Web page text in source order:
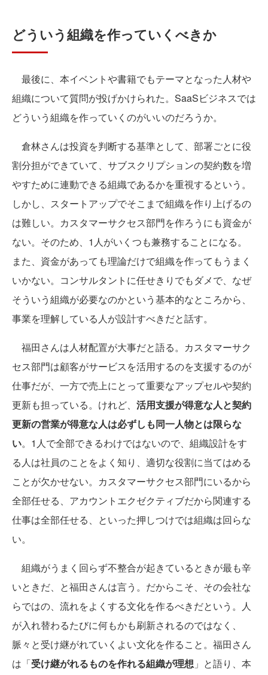
どういう組織を作っていくべきか
最後に、本イベントや書籍でもテーマとなった人材や
組織について質問が投げかけられた。SaaSビジネスでは
どういう組織を作っていくのがいいのだろうか。
倉林さんは投資を判断する基準として、部署ごとに役
割分担ができていて、サブスクリプションの契約数を増
やすために連動できる組織であるかを重視するという。
しかし、スタートアップでそこまで組織を作り上げるの
は難しい。カスタマーサクセス部門を作ろうにも資金が
ない。そのため、1人がいくつも兼務することになる。
また、資金があっても理論だけで組織を作ってもうまく
いかない。コンサルタントに任せきりでもダメで、なぜ
そういう組織が必要なのかという基本的なところから、
事業を理解している人が設計すべきだと話す。
福田さんは人材配置が大事だと語る。カスタマーサク
セス部門は顧客がサービスを活用するのを支援するのが
仕事だが、一方で売上にとって重要なアップセルや契約
更新も担っている。けれど、 活用支援が得意な人と契約
更新の営業が得意な人は必ずしも同一人物とは限らな
い。1人で全部できるわけではないので、組織設計をす
る人は社員のことをよく知り、適切な役割に当てはめる
ことが欠かせない。カスタマーサクセス部門にいるから
全部任せる、アカウントエクゼクティブだから関連する
仕事は全部任せる、といった押しつけでは組織は回らな
い。
組織がうまく回らず不整合が起きているときが最も辛
いときだ、と福田さんは言う。だからこそ、その会社な
らではの、流れをよくする文化を作るべきだという。人
が入れ替わるたびに何もかも刷新されるのではなく、
脈々と受け継がれていくよい文化を作ること。福田さん
は「受け継がれるものを作れる組織が理想 」と語り、本